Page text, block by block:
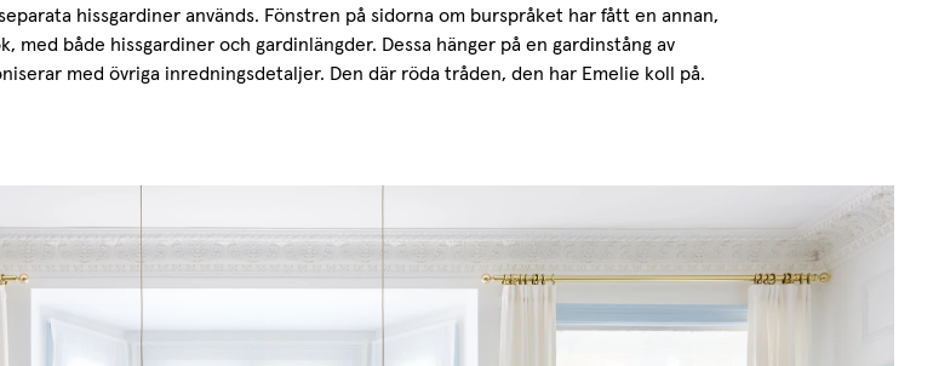
hissgardiner används. Fönstren på sidorna om burspråket har fått en annan,
med både hissgardiner och gardinlängder. Dessa hänger på en gardinstång av
med övriga inredningsdetaljer. Den där röda tråden, den har Emelie koll på.